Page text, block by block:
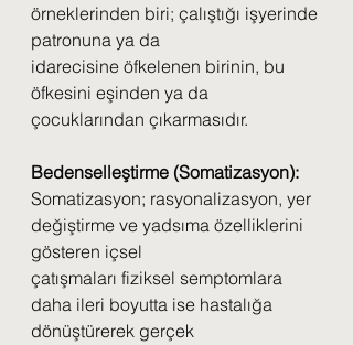
örneklerinden biri; çalıştığı işyerinde
patronuna ya da
idarecisine öfkelenen birinin, bu
öfkesini eşinden ya da
çocuklarından çıkarmasıdır.
Bedenselleştirme (Somatizasyon):
Somatizasyon; rasyonalizasyon, yer
değiştirme ve yadsıma özelliklerini
gösteren içsel
çatışmaları fiziksel semptomlara
daha ileri boyutta ise hastalığa
dönüştürerek gerçek